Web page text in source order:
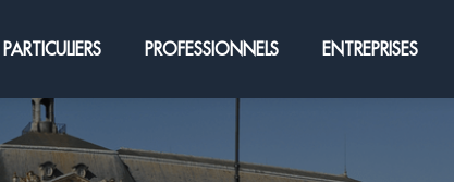
PARTICULIERS PROFESSIONNELS ENTREPRISES